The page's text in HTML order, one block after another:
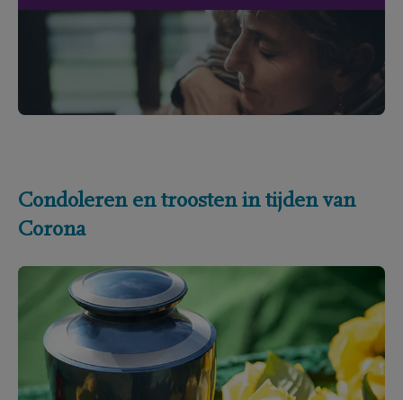
Condoleren en troosten in tijden van
Corona